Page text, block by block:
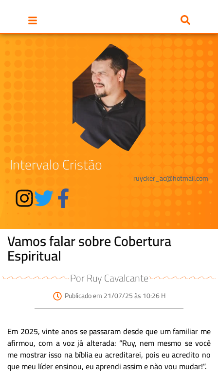
Intervalo Cristão
ruycker_ac@hotmail.com
Vamos falar sobre Cobertura
Espiritual
Por Ruy Cavalcante
Publicado em 21/07/25 às 10:26 H
Em 2025, vinte anos se passaram desde que um familiar me
afirmou, com a voz já alterada: “Ruy, nem mesmo se você
me mostrar isso na bíblia eu acreditarei, pois eu acredito no
que meu líder ensinou, eu aprendi assim e não vou mudar!”.